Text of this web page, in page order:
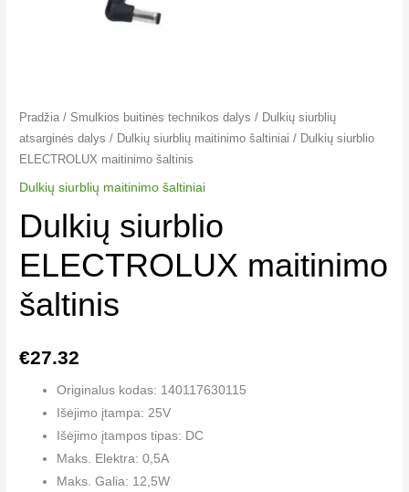
Pradžia / Smulkios buitinės technikos dalys / Dulkių siurblių
atsarginės dalys / Dulkių siurblių maitinimo šaltiniai / Dulkių siurblio
ELECTROLUX maitinimo šaltinis
Dulkių siurblių maitinimo šaltiniai
Dulkių siurblio
ELECTROLUX maitinimo
šaltinis
€27.32
Originalus kodas: 140117630115
Išėjimo įtampa: 25V
Išėjimo įtampos tipas: DC
Maks. Elektra: 0,5A
Maks. Galia: 12,5W